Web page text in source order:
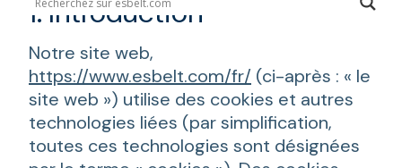
1. Introduction
Notre site web,
https://www.esbelt.com/fr/ (ci-après : « le
site web ») utilise des cookies et autres
technologies liées (par simplification,
toutes ces technologies sont désignées